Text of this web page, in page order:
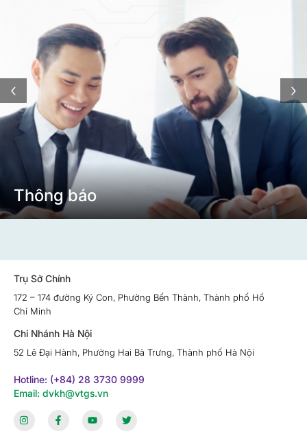
Thông báo
‹ ›
Trụ Sở Chính
172 – 174 đường Ký Con, Phường Bến Thành, Thành phố Hồ
Chí Minh
Chi Nhánh Hà Nội
52 Lê Đại Hành, Phường Hai Bà Trưng, Thành phố Hà Nội
Hotline: (+84) 28 3730 9999
Email: dvkh@vtgs.vn